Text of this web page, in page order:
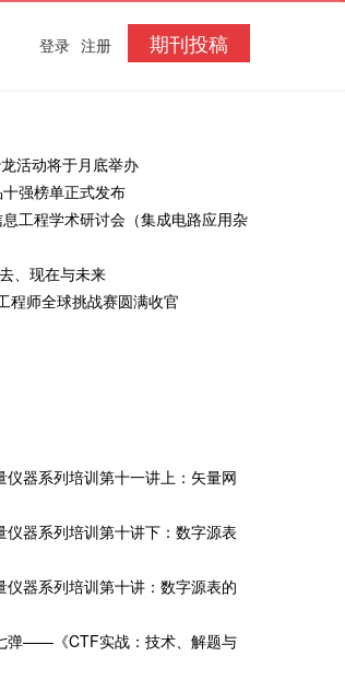
期刊投稿
登录 注册
活动将于月底举办
强榜单正式发布
工程学术研讨会（集成电路应用杂
、现在与未来
程师全球挑战赛圆满收官
仪器系列培训第十一讲上：矢量网
仪器系列培训第十讲下：数字源表
仪器系列培训第十讲：数字源表的
弹——《CTF实战：技术、解题与